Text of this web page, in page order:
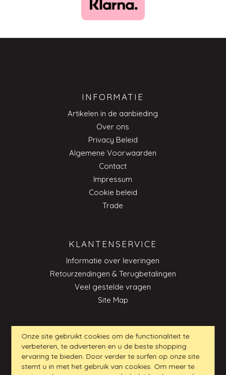
INFORMATIE
Artikelen in de aanbieding
Over ons
Privacy Beleid
Algemene Voorwaarden
Contact
Impressum
Cookie beleid
Trade
KLANTENSERVICE
Informatie over leveringen
Retourzendingen & Terugbetalingen
Veel gestelde vragen
Site Map
CONTACT
Klantenservice_NL@my-furniture.com
Onze site gebruikt cookies om de functionaliteit te
verbeteren, te adverteren en u de beste shopping
ervaring te bieden. Door verder te surfen op onze site
stemt u in met het gebruik van cookies. Om meer te